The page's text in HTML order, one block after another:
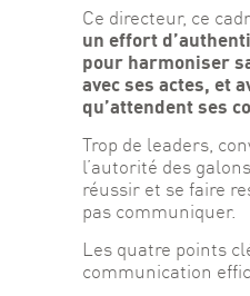
Ce directeur, ce
un effort
pour harmoniser
avec ses actes, et
qu’attendent ses
Trop de leaders,
l’autorité des
réussir et se faire
pas communiquer.
Les quatre points
communication